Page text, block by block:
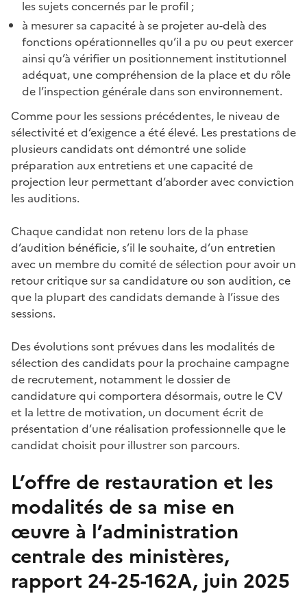
les sujets concernés par le profil ;
à mesurer sa capacité à se projeter au-delà des
fonctions opérationnelles qu’il a pu ou peut exercer
ainsi qu’à vérifier un positionnement institutionnel
adéquat, une compréhension de la place et du rôle
de l’inspection générale dans son environnement.
Comme pour les sessions précédentes, le niveau de
sélectivité et d’exigence a été élevé. Les prestations de
plusieurs candidats ont démontré une solide
préparation aux entretiens et une capacité de
projection leur permettant d’aborder avec conviction
les auditions.
Chaque candidat non retenu lors de la phase
d’audition bénéficie, s’il le souhaite, d’un entretien
avec un membre du comité de sélection pour avoir un
retour critique sur sa candidature ou son audition, ce
que la plupart des candidats demande à l’issue des
sessions.
Des évolutions sont prévues dans les modalités de
sélection des candidats pour la prochaine campagne
de recrutement, notamment le dossier de
candidature qui comportera désormais, outre le CV
et la lettre de motivation, un document écrit de
présentation d’une réalisation professionnelle que le
candidat choisit pour illustrer son parcours.
L’offre de restauration et les
modalités de sa mise en
œuvre à l’administration
centrale des ministères,
rapport 24-25-162A, juin 2025